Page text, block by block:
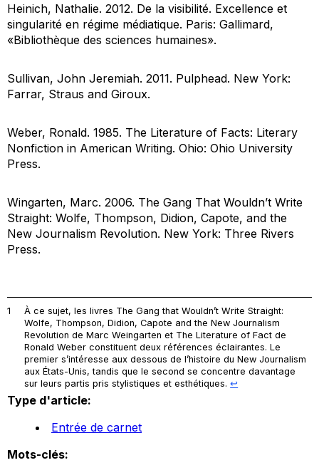
Heinich, Nathalie. 2012. De la visibilité. Excellence et
singularité en régime médiatique. Paris: Gallimard,
«Bibliothèque des sciences humaines».
Sullivan, John Jeremiah. 2011. Pulphead. New York:
Farrar, Straus and Giroux.
Weber, Ronald. 1985. The Literature of Facts: Literary
Nonfiction in American Writing. Ohio: Ohio University
Press.
Wingarten, Marc. 2006. The Gang That Wouldn’t Write
Straight: Wolfe, Thompson, Didion, Capote, and the
New Journalism Revolution. New York: Three Rivers
Press.
1 À ce sujet, les livres The Gang that Wouldn’t Write Straight:
Wolfe, Thompson, Didion, Capote and the New Journalism
Revolution de Marc Weingarten et The Literature of Fact de
Ronald Weber constituent deux références éclairantes. Le
premier s’intéresse aux dessous de l’histoire du New Journalism
aux États-Unis, tandis que le second se concentre davantage
sur leurs partis pris stylistiques et esthétiques.↩︎
Type d'article:
Entrée de carnet
Mots-clés: